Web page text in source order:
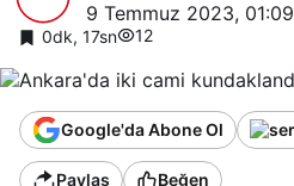
9 Temmuz 2023, 01:09
0dk, 17sn 12
Google'da Abone Ol
Paylaş Beğen